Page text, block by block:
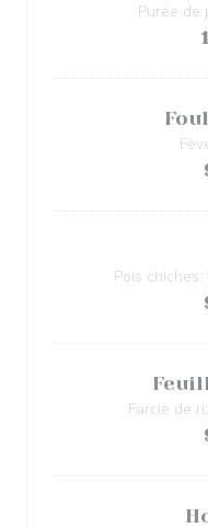
Purée de
Pois
Farcie de